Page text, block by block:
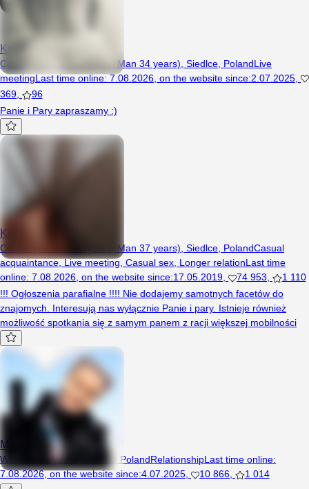
Kotkidwaaaa
Couple (Woman 30 years, Man 34 years), Siedlce, PolandLive
meetingLast time online:7.08.2026 on the website since:2.07.2025
369,
96
Panie i Pary zapraszamy :)
Krejzole
Couple (Woman 42 years, Man 37 years), Siedlce, PolandCasual
acquaintance,Live meeting Casual sex Longer relationLast time
online: 7.08.2026 on the website since:17.05.2019 74 953
1 110
!!! Ogłoszenia parafialne !!!! Nie dodajemy samotnych facetów do
znajomych. Interesują nas wyłącznie Panie i pary. Istnieje również
możliwość spotkania się z samym panem z racji większej mobilności
Marlenka123
Woman, 31 years, Siedlce, PolandRelationshipLast time online:
7.08.2026,on the website since:4.07.2025, 10 866, 1 014